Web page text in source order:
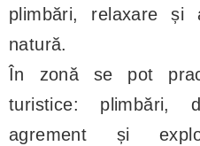
plimbări, relaxare și
natură.
În zonă se pot
turistice: plimbări,
agrement și